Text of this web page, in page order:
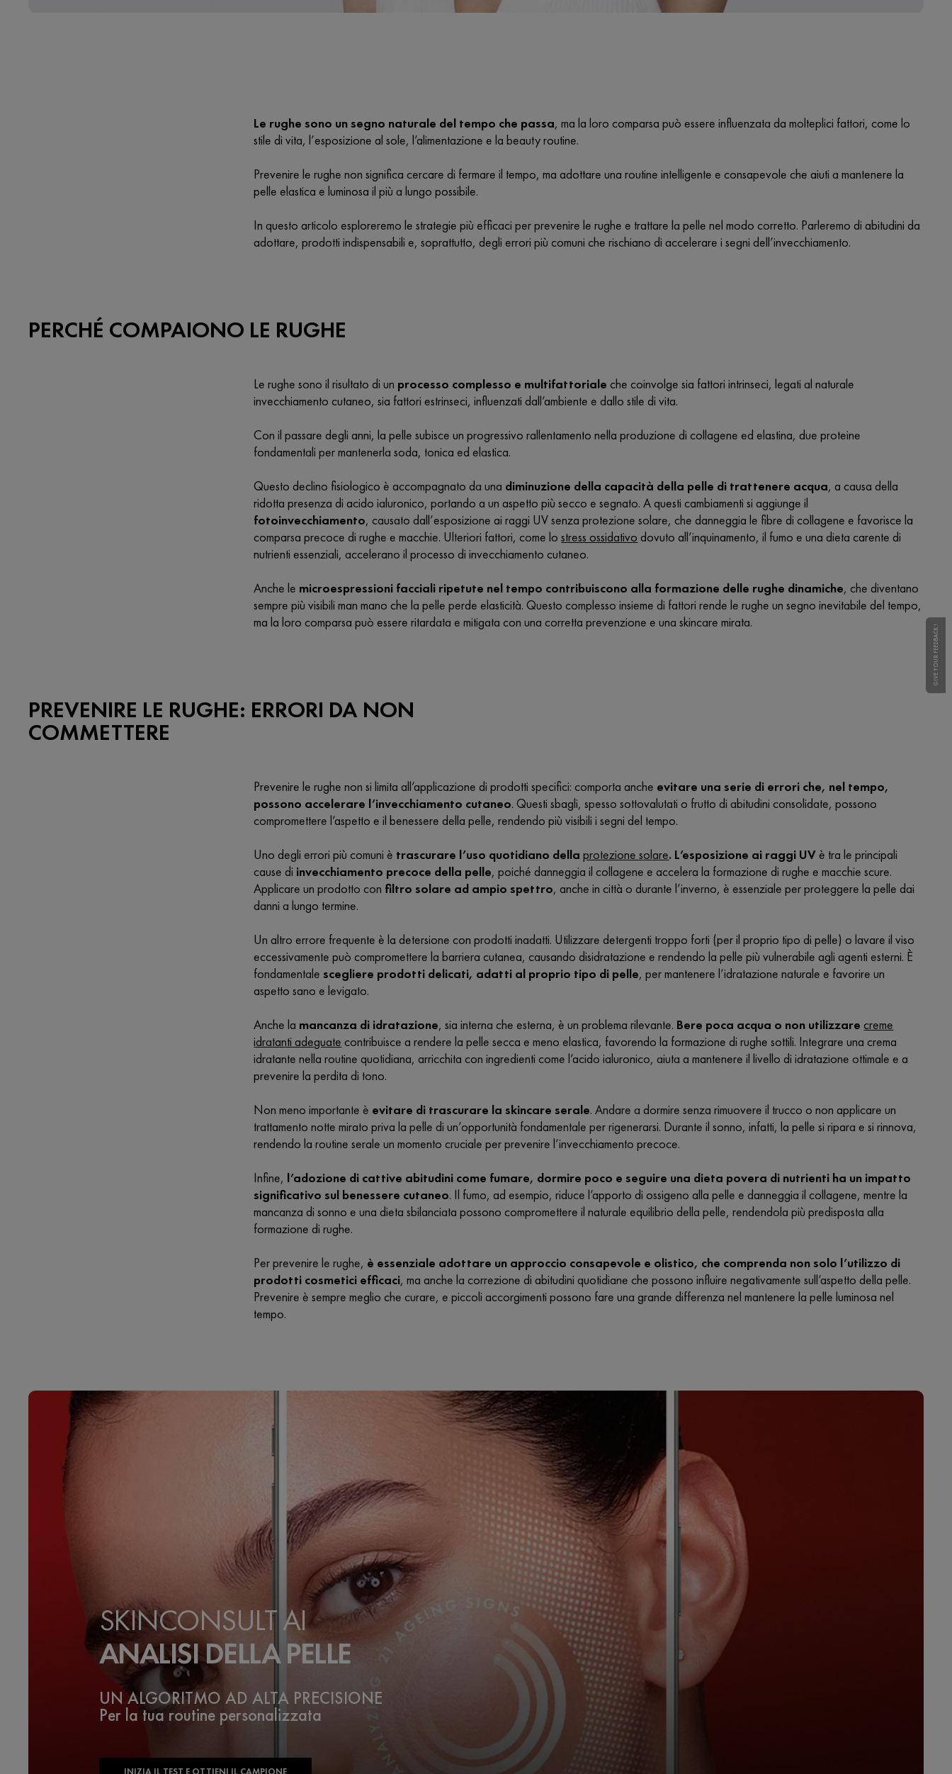
Le rughe sono un segno naturale del tempo che passa, ma la loro comparsa può essere influenzata da molteplici fattori, come lo
stile di vita, l’esposizione al sole, l’alimentazione e la beauty routine.
Prevenire le rughe non significa cercare di fermare il tempo, ma adottare una routine intelligente e consapevole che aiuti a mantenere la
pelle elastica e luminosa il più a lungo possibile.
In questo articolo esploreremo le strategie più efficaci per prevenire le rughe e trattare la pelle nel modo corretto. Parleremo di abitudini da
adottare, prodotti indispensabili e, soprattutto, degli errori più comuni che rischiano di accelerare i segni dell’invecchiamento.
PERCHÉ COMPAIONO LE RUGHE
Le rughe sono il risultato di un processo complesso e multifattoriale che coinvolge sia fattori intrinseci, legati al naturale
invecchiamento cutaneo, sia fattori estrinseci, influenzati dall’ambiente e dallo stile di vita.
Con il passare degli anni, la pelle subisce un progressivo rallentamento nella produzione di collagene ed elastina, due proteine
fondamentali per mantenerla soda, tonica ed elastica.
Questo declino fisiologico è accompagnato da una diminuzione della capacità della pelle di trattenere acqua, a causa della
ridotta presenza di acido ialuronico, portando a un aspetto più secco e segnato. A questi cambiamenti si aggiunge il
fotoinvecchiamento, causato dall’esposizione ai raggi UV senza protezione solare, che danneggia le fibre di collagene e favorisce la
comparsa precoce di rughe e macchie. Ulteriori fattori, come lostress ossidativo dovuto all’inquinamento, il fumo e una dieta carente di
nutrienti essenziali, accelerano il processo di invecchiamento cutaneo.
Anche le microespressioni facciali ripetute nel tempo contribuiscono alla formazione delle rughe dinamiche, che diventano
sempre più visibili man mano che la pelle perde elasticità. Questo complesso insieme di fattori rende le rughe un segno inevitabile del tempo,
ma la loro comparsa può essere ritardata e mitigata con una corretta prevenzione e una skincare mirata.
PREVENIRE LE RUGHE: ERRORI DA NON
COMMETTERE
Prevenire le rughe non si limita all’applicazione di prodotti specifici: comporta anche evitare una serie di errori che, nel tempo,
possono accelerare l’invecchiamento cutaneo. Questi sbagli, spesso sottovalutati o frutto di abitudini consolidate, possono
compromettere l’aspetto e il benessere della pelle, rendendo più visibili i segni del tempo.
Uno degli errori più comuni è trascurare l’uso quotidiano dellaprotezione solare. L’esposizione ai raggi UVè tra le principali
cause di invecchiamento precoce della pelle, poiché danneggia il collagene e accelera la formazione di rughe e macchie scure.
Applicare un prodotto con filtro solare ad ampio spettro, anche in città o durante l’inverno, è essenziale per proteggere la pelle dai
danni a lungo termine.
Un altro errore frequente è la detersione con prodotti inadatti. Utilizzare detergenti troppo forti (per il proprio tipo di pelle) o lavare il viso
eccessivamente può compromettere la barriera cutanea, causando disidratazione e rendendo la pelle più vulnerabile agli agenti esterni. È
fondamentalescegliere prodotti delicati, adatti al proprio tipo di pelle, per mantenere l’idratazione naturale e favorire un
aspetto sano e levigato.
Anche la mancanza di idratazione, sia interna che esterna, è un problema rilevante. Bere poca acqua o non utilizzarecreme
idratanti adeguate contribuisce a rendere la pelle secca e meno elastica, favorendo la formazione di rughe sottili. Integrare una crema
idratante nella routine quotidiana, arricchita con ingredienti come l’acido ialuronico, aiuta a mantenere il livello di idratazione ottimale e a
prevenire la perdita di tono.
Non meno importante è evitare di trascurare la skincare serale. Andare a dormire senza rimuovere il trucco o non applicare un
trattamento notte mirato priva la pelle di un’opportunità fondamentale per rigenerarsi. Durante il sonno, infatti, la pelle si ripara e si rinnova,
rendendo la routine serale un momento cruciale per prevenire l’invecchiamento precoce.
Infine, l’adozione di cattive abitudini come fumare, dormire poco e seguire una dieta povera di nutrienti ha un impatto
significativo sul benessere cutaneo. Il fumo, ad esempio, riduce l’apporto di ossigeno alla pelle e danneggia il collagene, mentre la
mancanza di sonno e una dieta sbilanciata possono compromettere il naturale equilibrio della pelle, rendendola più predisposta alla
formazione di rughe.
Per prevenire le rughe, è essenziale adottare un approccio consapevole e olistico, che comprenda non solo l’utilizzo di
prodotti cosmetici efficaci, ma anche la correzione di abitudini quotidiane che possono influire negativamente sull’aspetto della pelle.
Prevenire è sempre meglio che curare, e piccoli accorgimenti possono fare una grande differenza nel mantenere la pelle luminosa nel
tempo.
SKINCONSULT AI
ANALISI DELLA PELLE
UN ALGORITMO AD ALTA PRECISIONE
Per la tua routine personalizzata
INIZIA IL TEST E OTTIENI IL CAMPIONE
GIVE YOUR FEEDBACK !